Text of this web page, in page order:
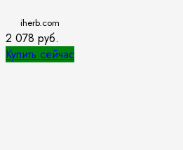
iherb.com
2 078 руб.
Купить сейчас